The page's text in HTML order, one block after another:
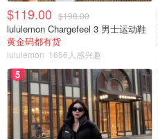
$119.00 $198.00
lululemon Chargefeel 3 男士运动鞋
黄金码都有货
lululemon 1656人感兴趣
5